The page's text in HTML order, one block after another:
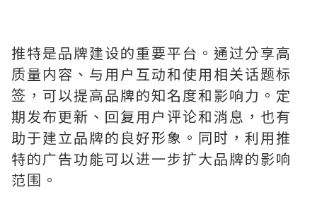
推特是品牌建设的重要平台。通过分享高
质量内容、与用户互动和使用相关话题标
签，可以提高品牌的知名度和影响力。定
期发布更新、回复用户评论和消息，也有
助于建立品牌的良好形象。同时，利用推
特的广告功能可以进一步扩大品牌的影响
范围。